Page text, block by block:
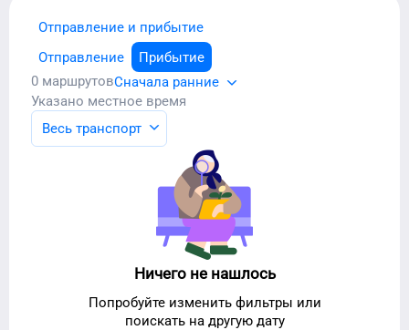
Отправление и прибытие
Отправление
Прибытие
0 маршрутовСначала ранние
Указано местное время
Весь транспорт
Ничего не нашлось
Попробуйте изменить фильтры или
поискать на другую дату